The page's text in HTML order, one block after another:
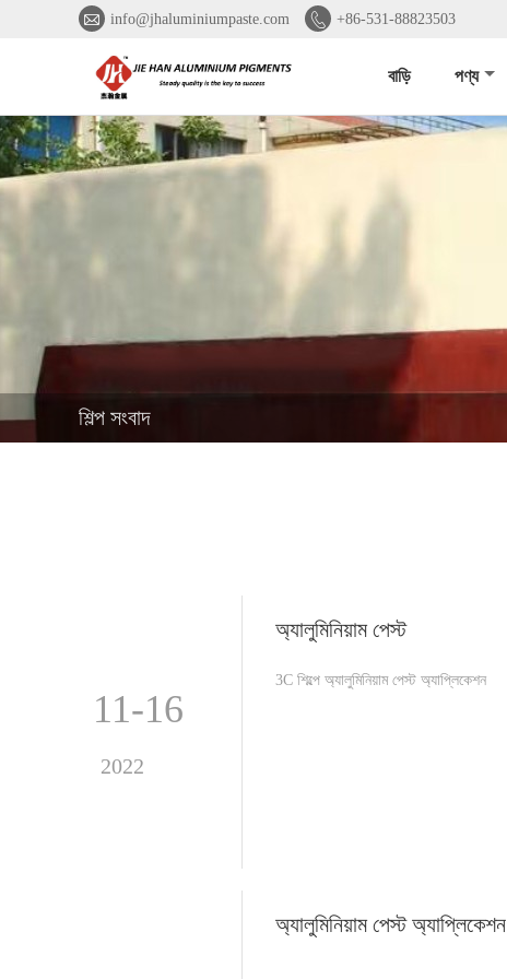
 info@jhaluminiumpaste.com  +86-531-88823503
বাড়ি পণ্য
শিল্প সংবাদ
11-16
2022
অ্যালুমিনিয়াম পেস্ট
3C শিল্পে অ্যালুমিনিয়াম পেস্ট অ্যাপ্লিকেশন
অ্যালুমিনিয়াম পেস্ট অ্যাপ্লিকেশন